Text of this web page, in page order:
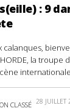
: 9
calanques,
la troupe
CLASSÉ 28 JUILLET